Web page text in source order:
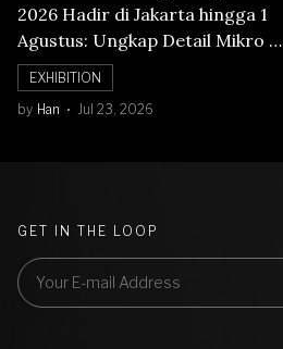
2026 Hadir di Jakarta hingga 1
Agustus: Ungkap Detail Mikro di
Balik Seni Watchmaking
EXHIBITION
by Han Jul 23, 2026
GET IN THE LOOP